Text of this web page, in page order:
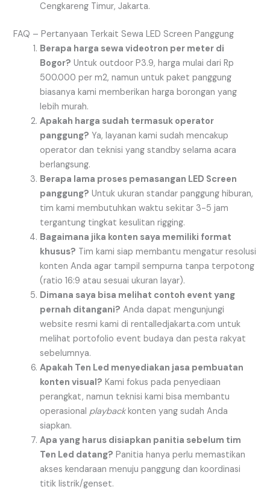
Cengkareng Timur, Jakarta.
FAQ – Pertanyaan Terkait Sewa LED Screen Panggung
Berapa harga sewa videotron per meter di
Bogor? Untuk outdoor P3.9, harga mulai dari Rp
500.000 per m2, namun untuk paket panggung
biasanya kami memberikan harga borongan yang
lebih murah.
Apakah harga sudah termasuk operator
panggung? Ya, layanan kami sudah mencakup
operator dan teknisi yang standby selama acara
berlangsung.
Berapa lama proses pemasangan LED Screen
panggung? Untuk ukuran standar panggung hiburan,
tim kami membutuhkan waktu sekitar 3-5 jam
tergantung tingkat kesulitan rigging.
Bagaimana jika konten saya memiliki format
khusus? Tim kami siap membantu mengatur resolusi
konten Anda agar tampil sempurna tanpa terpotong
(ratio 16:9 atau sesuai ukuran layar).
Dimana saya bisa melihat contoh event yang
pernah ditangani? Anda dapat mengunjungi
website resmi kami di rentalledjakarta.com untuk
melihat portofolio event budaya dan pesta rakyat
sebelumnya.
Apakah Ten Led menyediakan jasa pembuatan
konten visual? Kami fokus pada penyediaan
perangkat, namun teknisi kami bisa membantu
operasional playbackkonten yang sudah Anda
siapkan.
Apa yang harus disiapkan panitia sebelum tim
Ten Led datang? Panitia hanya perlu memastikan
akses kendaraan menuju panggung dan koordinasi
titik listrik/genset.